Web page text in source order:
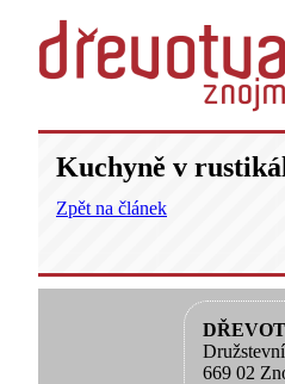
Kuchyně v
Zpět na článek
669 02